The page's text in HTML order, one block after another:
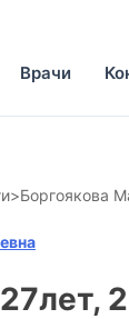
Врачи
>Боргоякова